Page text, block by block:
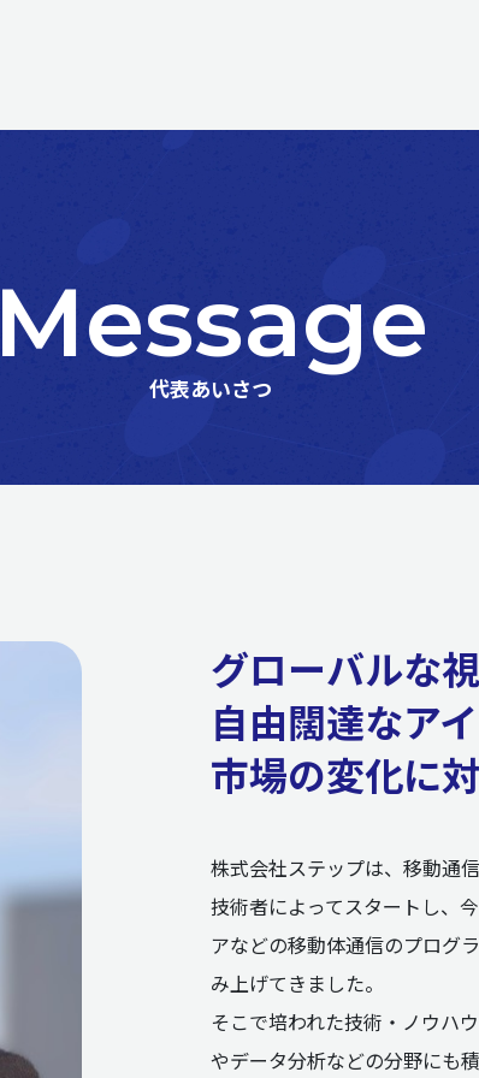
Message
代表あいさつ
グローバルな
自由闊達なア
市場の変化に
株式会社ステップは、移動通
技術者によってスタートし、
アなどの移動体通信のプログ
み上げてきました。
そこで培われた技術・ノウハ
やデータ分析などの分野にも